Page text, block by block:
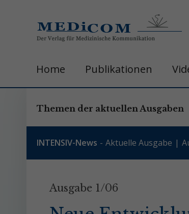
Home Publikationen
Themen der aktuellen Ausgaben
INTENSIV-News Aktuelle Ausgabe
Ausgabe 1/06